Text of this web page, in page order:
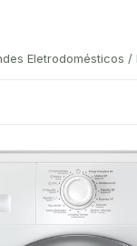
Eletrodomésticos /